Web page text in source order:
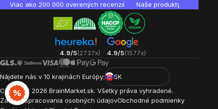
Viac ako 200 000 overených recenzií Naše produkty sú
4.9/5(2737x) 4.9/5(1577x)
Nájdete nás v 10 krajinách Európy:
SK
Copyright 2026 BrainMarket.sk. Všetky práva vyhradené.
Zásady spracovania osobných údajovObchodné podmienky